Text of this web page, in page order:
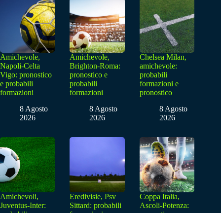
Amichevole,
Napoli-Celta
Vigo: pronostico
e probabili
formazioni
8 Agosto
2026
Amichevole,
Brighton-Roma:
pronostico e
probabili
formazioni
8 Agosto
2026
Chelsea Milan,
amichevole:
probabili
formazioni e
pronostico
8 Agosto
2026
Amichevoli,
Juventus-Inter:
Eredivisie, Psv
Sittard: probabili
Coppa Italia,
Ascoli-Potenza: